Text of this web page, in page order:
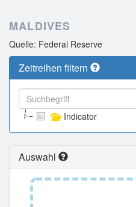
MALDIVES
Quelle: Federal Reserve
Zeitreihen filtern
Indicator
Auswahl